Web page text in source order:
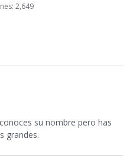
2,649
su nombre pero has
grandes.